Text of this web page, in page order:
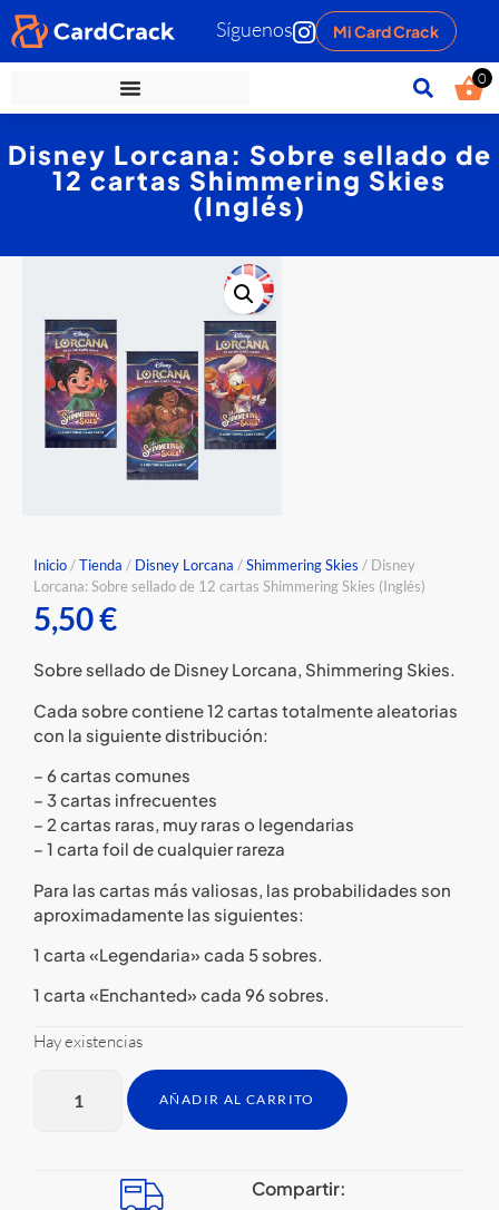
Síguenos Mi Card Crack
0
Disney Lorcana: Sobre sellado de
12 cartas Shimmering Skies
(Inglés)
Inicio/Tienda / Disney Lorcana /Shimmering Skies / Disney
Lorcana: Sobre sellado de 12 cartas Shimmering Skies (Inglés)
5,50€
Sobre sellado de Disney Lorcana, Shimmering Skies.
Cada sobre contiene 12 cartas totalmente aleatorias
con la siguiente distribución:
– 6 cartas comunes
– 3 cartas infrecuentes
– 2 cartas raras, muy raras o legendarias
– 1 carta foil de cualquier rareza
Para las cartas más valiosas, las probabilidades son
aproximadamente las siguientes:
1 carta «Legendaria» cada 5 sobres.
1 carta «Enchanted» cada 96 sobres.
Hay existencias
AÑADIR AL CARRITO
Compartir: